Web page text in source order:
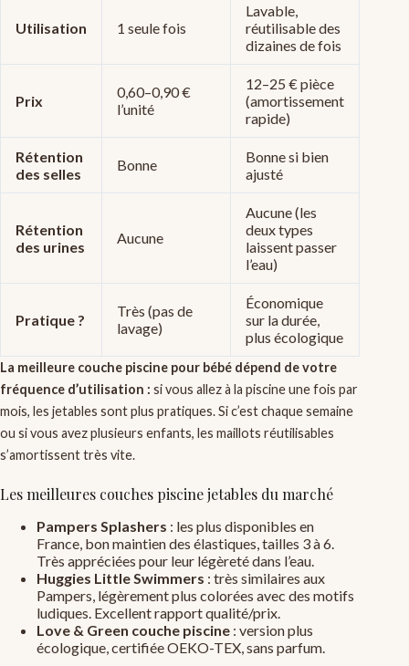
Utilisation 1 seule fois
Lavable,
réutilisable des
dizaines de fois
Prix
0,60–0,90 €
l’unité
12–25 € pièce
(amortissement
rapide)
Rétention
des selles
Bonne
Bonne si bien
ajusté
Rétention
des urines
Aucune
Aucune (les
deux types
laissent passer
l’eau)
Pratique ?
Très (pas de
lavage)
Économique
sur la durée,
plus écologique
La meilleure couche piscine pour bébé dépend de votre
fréquence d’utilisation : si vous allez à la piscine une fois par
mois, les jetables sont plus pratiques. Si c’est chaque semaine
ou si vous avez plusieurs enfants, les maillots réutilisables
s’amortissent très vite.
Les meilleures couches piscine jetables du marché
Pampers Splashers : les plus disponibles en
France, bon maintien des élastiques, tailles 3 à 6.
Très appréciées pour leur légèreté dans l’eau.
Huggies Little Swimmers : très similaires aux
Pampers, légèrement plus colorées avec des motifs
ludiques. Excellent rapport qualité/prix.
Love & Green couche piscine : version plus
écologique, certifiée OEKO-TEX, sans parfum.